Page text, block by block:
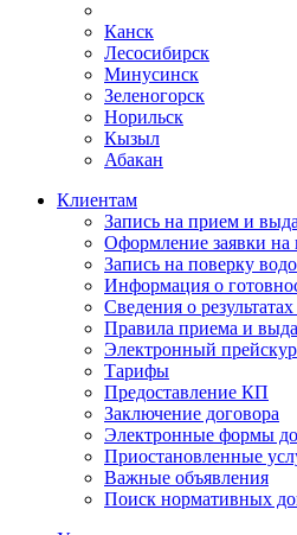
Канск
Лесосибирск
Минусинск
Зеленогорск
Норильск
Кызыл
Абакан
Клиентам
Запись на прием и
Оформление заявки
Запись на поверку
Информация о
Сведения о
Правила приема и
Электронный
Тарифы
Предоставление КП
Заключение договора
Электронные формы
Приостановленные
Важные объявления
Поиск нормативных